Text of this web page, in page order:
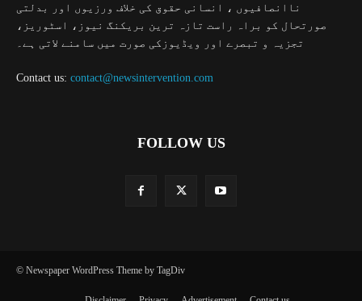
ناانصافیوں ، انسانی حقوق کی خلاف ورزیوں اور بدلتی
صورتحال کو براہ راست تازہ ترین بریکنگ نیوز، اسٹوریز،
تجزیہ و تبصرے اور ویڈیوزکی صورت میں سامنے لاتی ہے۔
Contact us: contact@newsintervention.com
FOLLOW US
© Newspaper WordPress Theme by TagDiv